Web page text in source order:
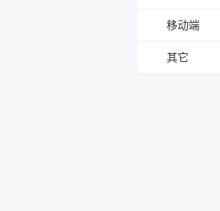
移动端
其它